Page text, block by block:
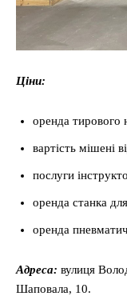
Ціни:
оренда тирового
вартість мішені
послуги
оренда станка
оренда
Адреса: вулиця
Шаповала, 10.